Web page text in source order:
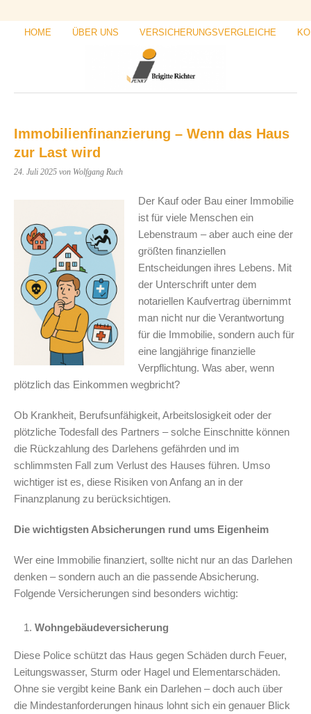
HOME ÜBER UNS VERSICHERUNGSVERGLEICHE
Immobilienfinanzierung – Wenn das Haus
zur Last wird
24. Juli 2025 von Wolfgang Ruch
Der Kauf oder Bau einer Immobilie
ist für viele Menschen ein
Lebenstraum – aber auch eine der
größten finanziellen
Entscheidungen ihres Lebens. Mit
der Unterschrift unter dem
notariellen Kaufvertrag übernimmt
man nicht nur die Verantwortung
für die Immobilie, sondern auch für
eine langjährige finanzielle
Verpflichtung. Was aber, wenn
plötzlich das Einkommen wegbricht?
Ob Krankheit, Berufsunfähigkeit, Arbeitslosigkeit oder der
plötzliche Todesfall des Partners – solche Einschnitte können
die Rückzahlung des Darlehens gefährden und im
schlimmsten Fall zum Verlust des Hauses führen. Umso
wichtiger ist es, diese Risiken von Anfang an in der
Finanzplanung zu berücksichtigen.
Die wichtigsten Absicherungen rund ums Eigenheim
Wer eine Immobilie finanziert, sollte nicht nur an das Darlehen
denken – sondern auch an die passende Absicherung.
Folgende Versicherungen sind besonders wichtig:
Wohngebäudeversicherung
Diese Police schützt das Haus gegen Schäden durch Feuer,
Leitungswasser, Sturm oder Hagel und Elementarschäden.
Ohne sie vergibt keine Bank ein Darlehen – doch auch über
die Mindestanforderungen hinaus lohnt sich ein genauer Blick